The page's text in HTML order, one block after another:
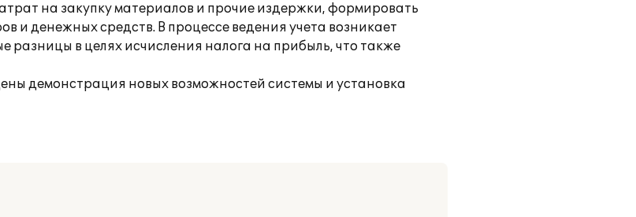
на закупку материалов и прочие издержки, формировать
и денежных средств. В процессе ведения учета возникает
разницы в целях исчисления налога на прибыль, что также
демонстрация новых возможностей системы и установка